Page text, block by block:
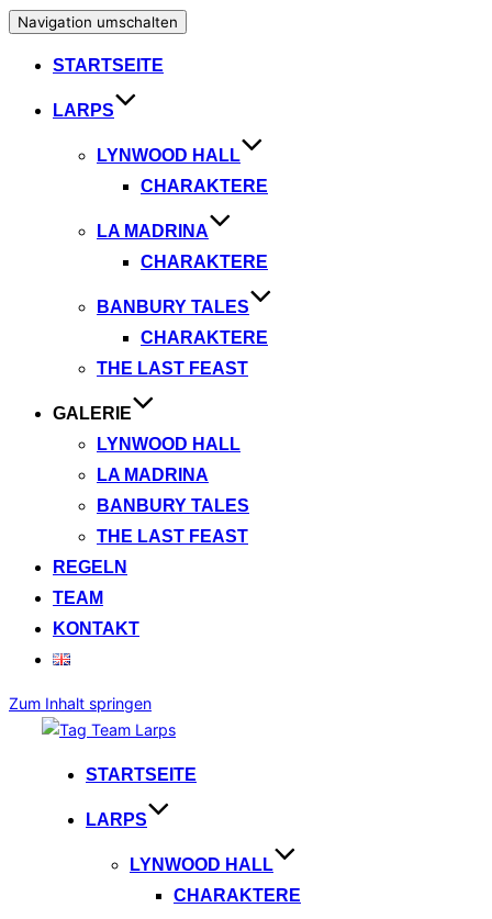
Navigation umschalten
STARTSEITE
LARPS
LYNWOOD HALL
CHARAKTERE
LA MADRINA
CHARAKTERE
BANBURY TALES
CHARAKTERE
THE LAST FEAST
GALERIE
LYNWOOD HALL
LA MADRINA
BANBURY TALES
THE LAST FEAST
REGELN
TEAM
KONTAKT
Zum Inhalt springen
STARTSEITE
LARPS
LYNWOOD HALL
CHARAKTERE